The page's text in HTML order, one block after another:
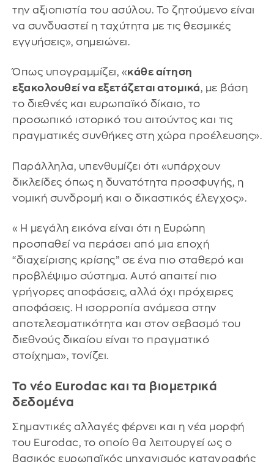
την αξιοπιστία του ασύλου. Το ζητούμενο είναι
να συνδυαστεί η ταχύτητα με τις θεσμικές
εγγυήσεις», σημειώνει.
Όπως υπογραμμίζει, «κάθε αίτηση
εξακολουθεί να εξετάζεται ατομικά, με βάση
το διεθνές και ευρωπαϊκό δίκαιο, το
προσωπικό ιστορικό του αιτούντος και τις
πραγματικές συνθήκες στη χώρα προέλευσης».
Παράλληλα, υπενθυμίζει ότι «υπάρχουν
δικλείδες όπως η δυνατότητα προσφυγής, η
νομική συνδρομή και ο δικαστικός έλεγχος».
«Η μεγάλη εικόνα είναι ότι η Ευρώπη
προσπαθεί να περάσει από μια εποχή
“διαχείρισης κρίσης” σε ένα πιο σταθερό και
προβλέψιμο σύστημα. Αυτό απαιτεί πιο
γρήγορες αποφάσεις, αλλά όχι πρόχειρες
αποφάσεις. Η ισορροπία ανάμεσα στην
αποτελεσματικότητα και στον σεβασμό του
διεθνούς δικαίου είναι το πραγματικό
στοίχημα», τονίζει.
Το νέο Eurodac και τα βιομετρικά
δεδομένα
Σημαντικές αλλαγές φέρνει και η νέα μορφή
του Eurodac, το οποίο θα λειτουργεί ως ο
βασικός ευρωπαϊκός μηχανισμός καταγραφής